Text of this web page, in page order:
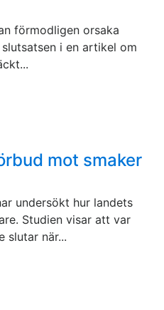
förmodligen orsaka
i en artikel om
mot smaker
undersökt hur landets
Studien visar att var
slutar när...